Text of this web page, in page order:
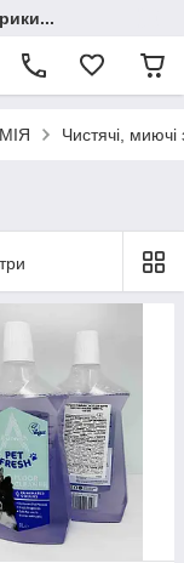
Чистячі, миючі